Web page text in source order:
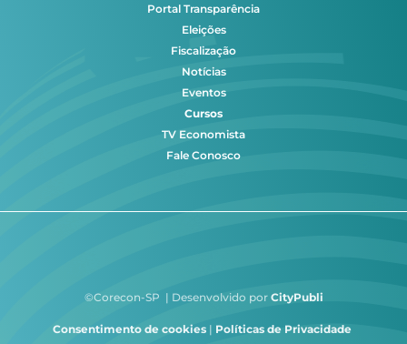
Portal Transparência
Eleições
Fiscalização
Notícias
Eventos
Cursos
TV Economista
Fale Conosco
©Corecon-SP | Desenvolvido por CityPubli
Consentimento de cookies | Políticas de Privacidade